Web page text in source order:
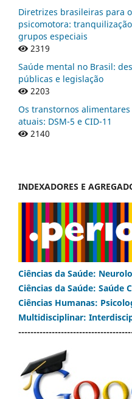
Diretrizes brasileiras para
psicomotora:
grupos especiais
2319
Saúde mental no Brasil:
públicas e legislação
2203
Os transtornos
atuais: DSM-5 e CID-11
2140
INDEXADORES E
Ciências da Saúde:
Ciências da Saúde: Saúde
Ciências Humanas:
Multidisciplinar: